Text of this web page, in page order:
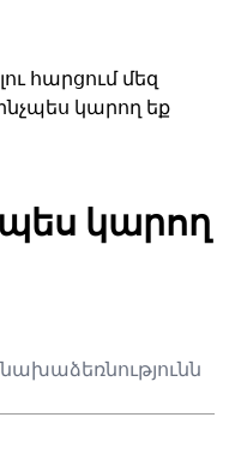
հարցում մեզ
կարող եք
կարող